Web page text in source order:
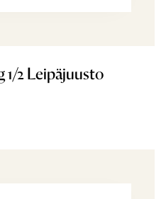
1/2 Leipäjuusto